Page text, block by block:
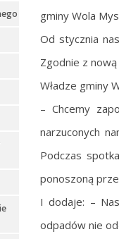
gminy Wola
Od stycznia
Zgodnie z
Władze gminy
– Chcemy
narzuconych
Podczas
ponoszoną
I dodaje: –
odpadów nie